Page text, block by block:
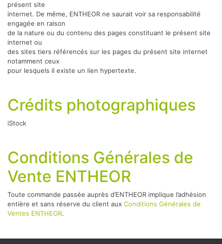
présent site
internet. De même, ENTHEOR ne saurait voir sa responsabilité
engagée en raison
de la nature ou du contenu des pages constituant le présent site
internet ou
des sites tiers référencés sur les pages du présent site internet
notamment ceux
pour lesquels il existe un lien hypertexte.
Crédits photographiques
iStock
Conditions Générales de
Vente ENTHEOR
Toute commande passée auprès d’ENTHEOR implique l’adhésion
entière et sans réserve du client aux Conditions Générales de
Ventes ENTHEOR.